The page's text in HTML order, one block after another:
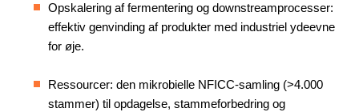
Opskalering af fermentering og downstreamprocesser:
effektiv genvinding af produkter med industriel ydeevne
for øje.
Ressourcer: den mikrobielle NFICC-samling (>4.000
stammer) til opdagelse, stammeforbedring og